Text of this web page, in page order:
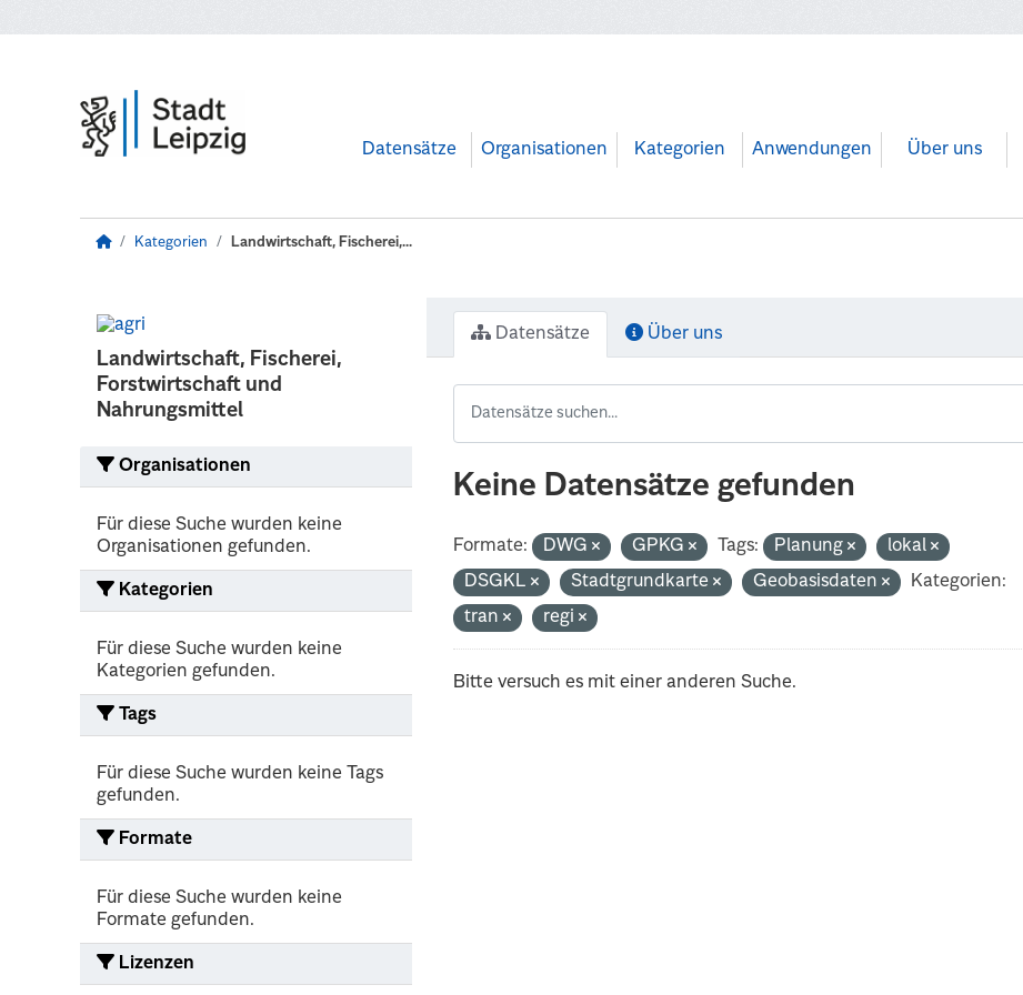
Datensätze Organisationen Kategorien Anwendungen Über uns
Kategorien Landwirtschaft, Fischerei,...
Landwirtschaft, Fischerei,
Forstwirtschaft und
Nahrungsmittel
Organisationen
Für diese Suche wurden keine
Organisationen gefunden.
Kategorien
Für diese Suche wurden keine
Kategorien gefunden.
Tags
Für diese Suche wurden keine Tags
gefunden.
Formate
Für diese Suche wurden keine
Formate gefunden.
Lizenzen
Datensätze Über uns
Keine Datensätze gefunden
Formate: DWG GPKG Tags: Planung
lokal
DSGKL
Stadtgrundkarte Geobasisdaten
Kategorien:
tran
regi
Bitte versuch es mit einer anderen Suche.